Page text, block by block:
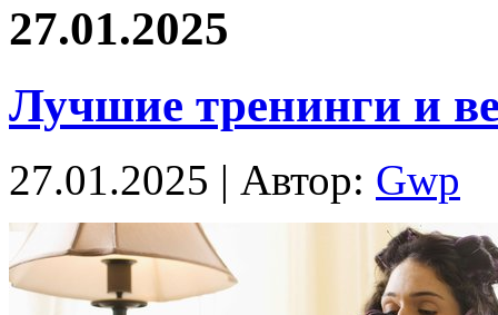
27.01.2025
Лучшие тренинги и
27.01.2025 | Автор: Gwp